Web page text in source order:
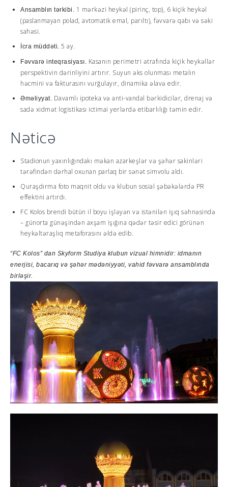
Ansamblın tərkibi. 1 mərkəzi heykəl (pirinç, top), 6 kiçik heykəl
(paslanmayan polad, avtomatik emal, parıltı), fəvvarə qabı və səki
sahəsi.
İcra müddəti. 5 ay.
Fəvvarə inteqrasiyası. Kasanın perimetri ətrafında kiçik heykəllər
perspektivin dərinliyini artırır. Suyun əks olunması metalın
həcmini və fakturasını vurğulayır, dinamika əlavə edir.
Əməliyyat. Davamlı ipoteka və anti-vandal bərkidicilər, drenaj və
sadə xidmət logistikası ictimai yerlərdə etibarlılığı təmin edir.
Nəticə
Stadionun yaxınlığındakı məkan azarkeşlər və şəhər sakinləri
tərəfindən dərhal oxunan parlaq bir sənət simvolu aldı.
Quraşdırma foto maqnit oldu və klubun sosial şəbəkələrdə PR
effektini artırdı.
FC Kolos brendi bütün il boyu işləyən və istənilən işıq səhnəsində
– günorta günəşindən axşam işığına qədər təsir edici görünən
heykəltəraşlıq metaforasını əldə edib.
“FC Kolos” dan Skyform Studiya klubun vizual himnidir: idmanın
enerjisi, bacarıq və şəhər mədəniyyəti, vahid fəvvarə ansamblında
birləşir.